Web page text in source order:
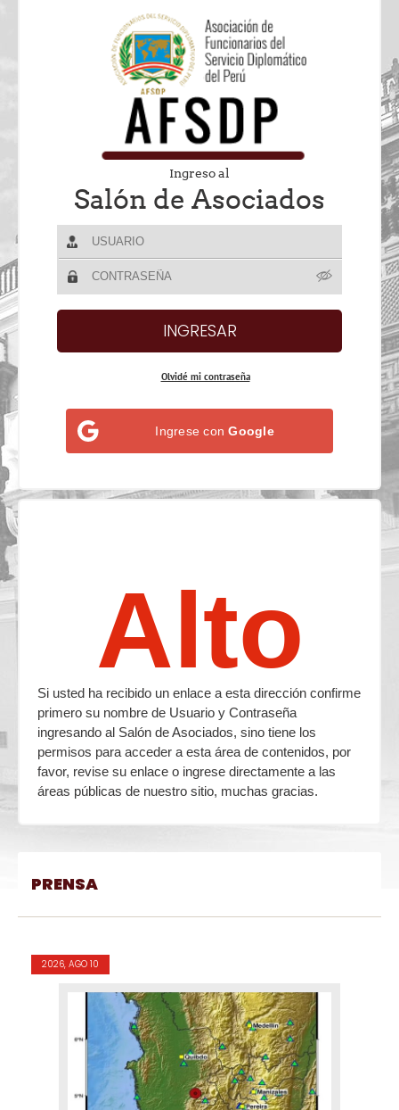
Ingreso al
Salón de Asociados
Olvidé mi contraseña
Ingrese conGoogle
Alto
Si usted ha recibido un enlace a esta dirección confirme
primero su nombre de Usuario y Contraseña
ingresando al Salón de Asociados, sino tiene los
permisos para acceder a esta área de contenidos, por
favor, revise su enlace o ingrese directamente a las
áreas públicas de nuestro sitio, muchas gracias.
PRENSA
2026, AGO 10